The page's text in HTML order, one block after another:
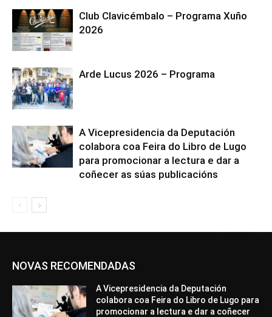
Club Clavicémbalo – Programa Xuño
2026
Arde Lucus 2026 – Programa
A Vicepresidencia da Deputación
colabora coa Feira do Libro de Lugo
para promocionar a lectura e dar a
coñecer as súas publicacións
NOVAS RECOMENDADAS
A Vicepresidencia da Deputación
colabora coa Feira do Libro de Lugo para
promocionar a lectura e dar a coñecer